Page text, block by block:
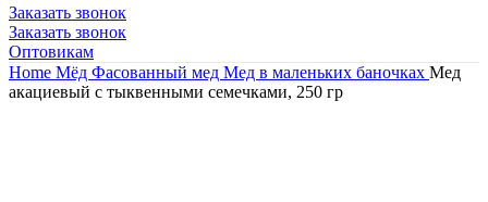
Заказать звонок
Заказать звонок
Оптовикам
Home Мёд Фасованный мед Мед в маленьких баночках Мед
акациевый с тыквенными семечками, 250 гр